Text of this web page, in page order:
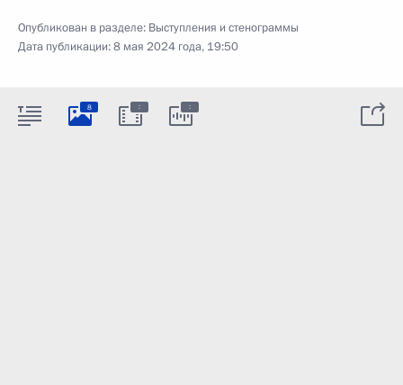
Опубликован в разделе: Выступления и стенограммы
Дата публикации:8 мая 2024 года, 19:50
8 : :